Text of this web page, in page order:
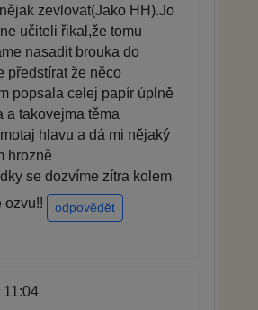
zevlovat(Jako HH).Jo
učiteli řikal,že tomu
nasadit brouka do
předstírat že něco
popsala celej papír úplně
a takovejma těma
hlavu a dá mi nějaký
hrozně
se dozvíme zítra kolem
ozvu!!
odpovědět
11:04